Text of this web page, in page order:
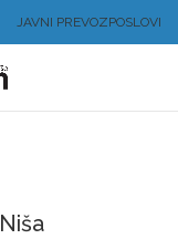
JAVNI PREVOZPOSLOVI